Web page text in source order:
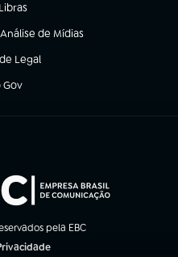
nova aba)
de Mídias
Legal
aba)
Govnova aba)
pela EBC